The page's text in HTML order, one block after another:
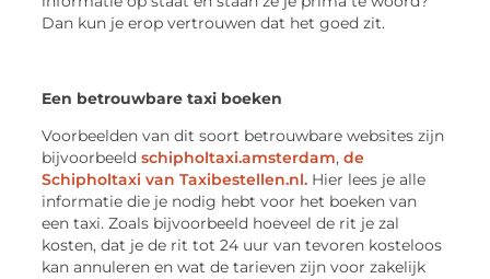
Dan kun je erop vertrouwen dat het goed zit.
Een betrouwbare taxi boeken
Voorbeelden van dit soort betrouwbare websites zijn
bijvoorbeeldschipholtaxi.amsterdam,de
Schipholtaxi van Taxibestellen.nl. Hier lees je alle
informatie die je nodig hebt voor het boeken van
een taxi. Zoals bijvoorbeeld hoeveel de rit je zal
kosten, dat je de rit tot 24 uur van tevoren kosteloos
kan annuleren en wat de tarieven zijn voor zakelijk